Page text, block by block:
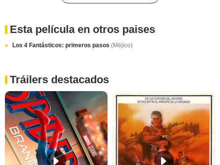
Esta película en otros paises
Los 4 Fantásticos: primeros pasos (Méjico)
Tráilers destacados